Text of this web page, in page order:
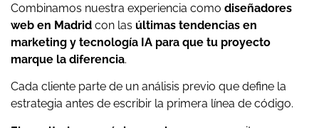
Combinamos nuestra experiencia como diseñadores
web en Madrid con las últimas tendencias en
marketing y tecnología IA para que tu proyecto
marque la diferencia.
Cada cliente parte de un análisis previo que define la
estrategia antes de escribir la primera línea de código.